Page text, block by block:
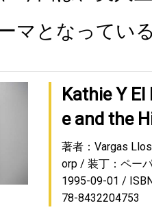
マとなってい
Kathie Y
e and the
著者：Vargas
orp
装丁：ペー
1995-09-01
78-8432204753